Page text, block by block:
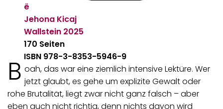
ë
Jehona Kicaj
Wallstein 2025
170 Seiten
ISBN 978-3-8353-5946-9
B oah, das war eine ziemlich intensive Lektüre. Wer
jetzt glaubt, es gehe um explizite Gewalt oder
rohe Brutalität, liegt zwar nicht ganz falsch – aber
eben auch nicht richtig, denn nichts davon wird